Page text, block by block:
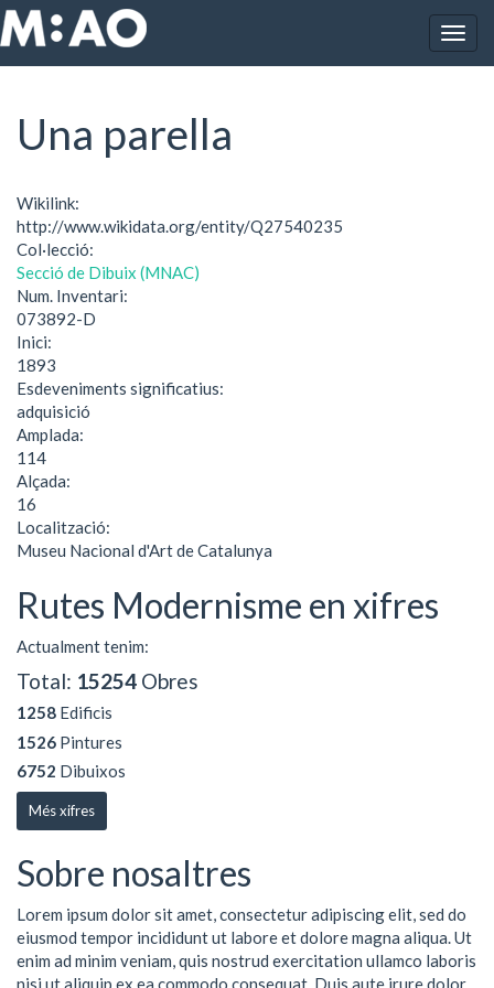
Vés al contingut
Inici Una parella
Una parella
Wikilink:
http://www.wikidata.org/entity/Q27540235
Col·lecció:
Secció de Dibuix (MNAC)
Num. Inventari:
073892-D
Inici:
1893
Esdeveniments significatius:
adquisició
Amplada:
114
Alçada:
16
Localització:
Museu Nacional d'Art de Catalunya
Rutes Modernisme en xifres
Actualment tenim:
Total: 15254 Obres
1258 Edificis
1526 Pintures
6752 Dibuixos
Més xifres
Sobre nosaltres
Lorem ipsum dolor sit amet, consectetur adipiscing elit, sed do
eiusmod tempor incididunt ut labore et dolore magna aliqua. Ut
enim ad minim veniam, quis nostrud exercitation ullamco laboris
nisi ut aliquip ex ea commodo consequat. Duis aute irure dolor